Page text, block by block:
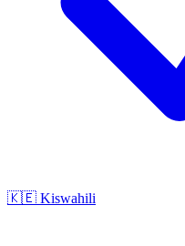
🇰🇪 Kiswahili